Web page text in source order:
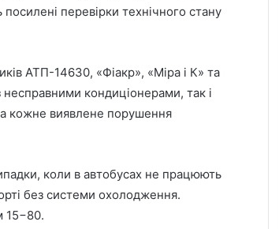
перевірки технічного стану
АТП-14630, «Фіакр», «Міра і К» та
несправними кондиціонерами, так і
кожне виявлене порушення
коли в автобусах не працюють
без системи охолодження.
15−80.